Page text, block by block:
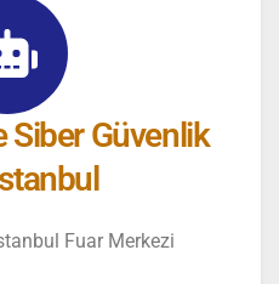
Siber Güvenlik
Fuar Merkezi